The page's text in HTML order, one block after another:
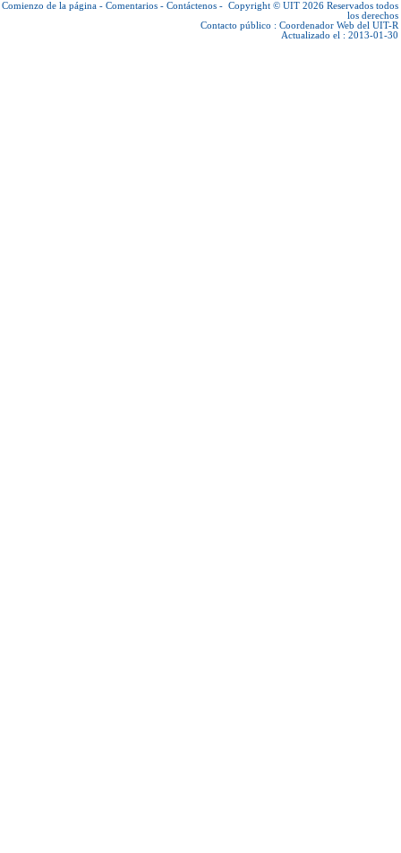
Comienzo de la página - Comentarios - Contáctenos - Copyright © UIT 2026 Reservados todos
los derechos
Contacto público : Coordenador Web del UIT-R
Actualizado el : 2013-01-30